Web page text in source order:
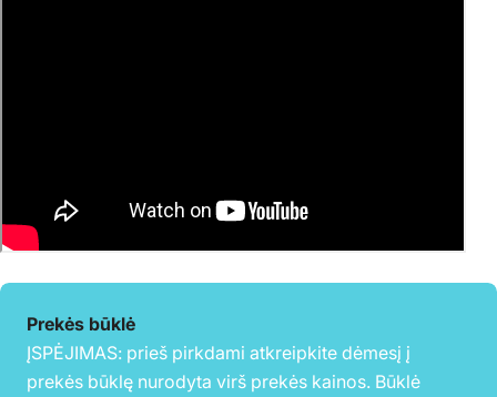
Prekės būklė
ĮSPĖJIMAS: prieš pirkdami atkreipkite dėmesį į
prekės būklę nurodyta virš prekės kainos. Būklė